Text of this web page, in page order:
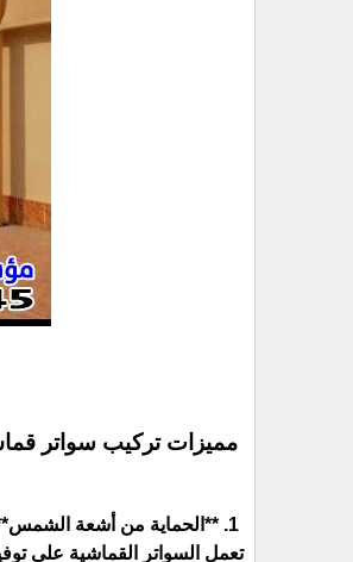
مميزات تركيب سواتر
تعمل السواتر القماشية على